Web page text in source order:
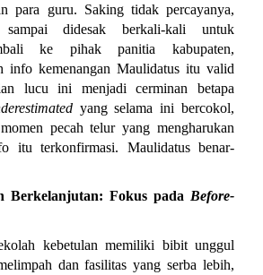
para guru. Saking tidak percayanya,
didesak berkali-kali untuk
ke pihak panitia kabupaten,
info kemenangan Maulidatus itu valid
lucu ini menjadi cerminan betapa
yang selama ini bercokol,
pecah telur yang mengharukan
itu terkonfirmasi. Maulidatus benar-
Berkelanjutan: Fokus pada Before-
kebetulan memiliki bibit unggul
dan fasilitas yang serba lebih,